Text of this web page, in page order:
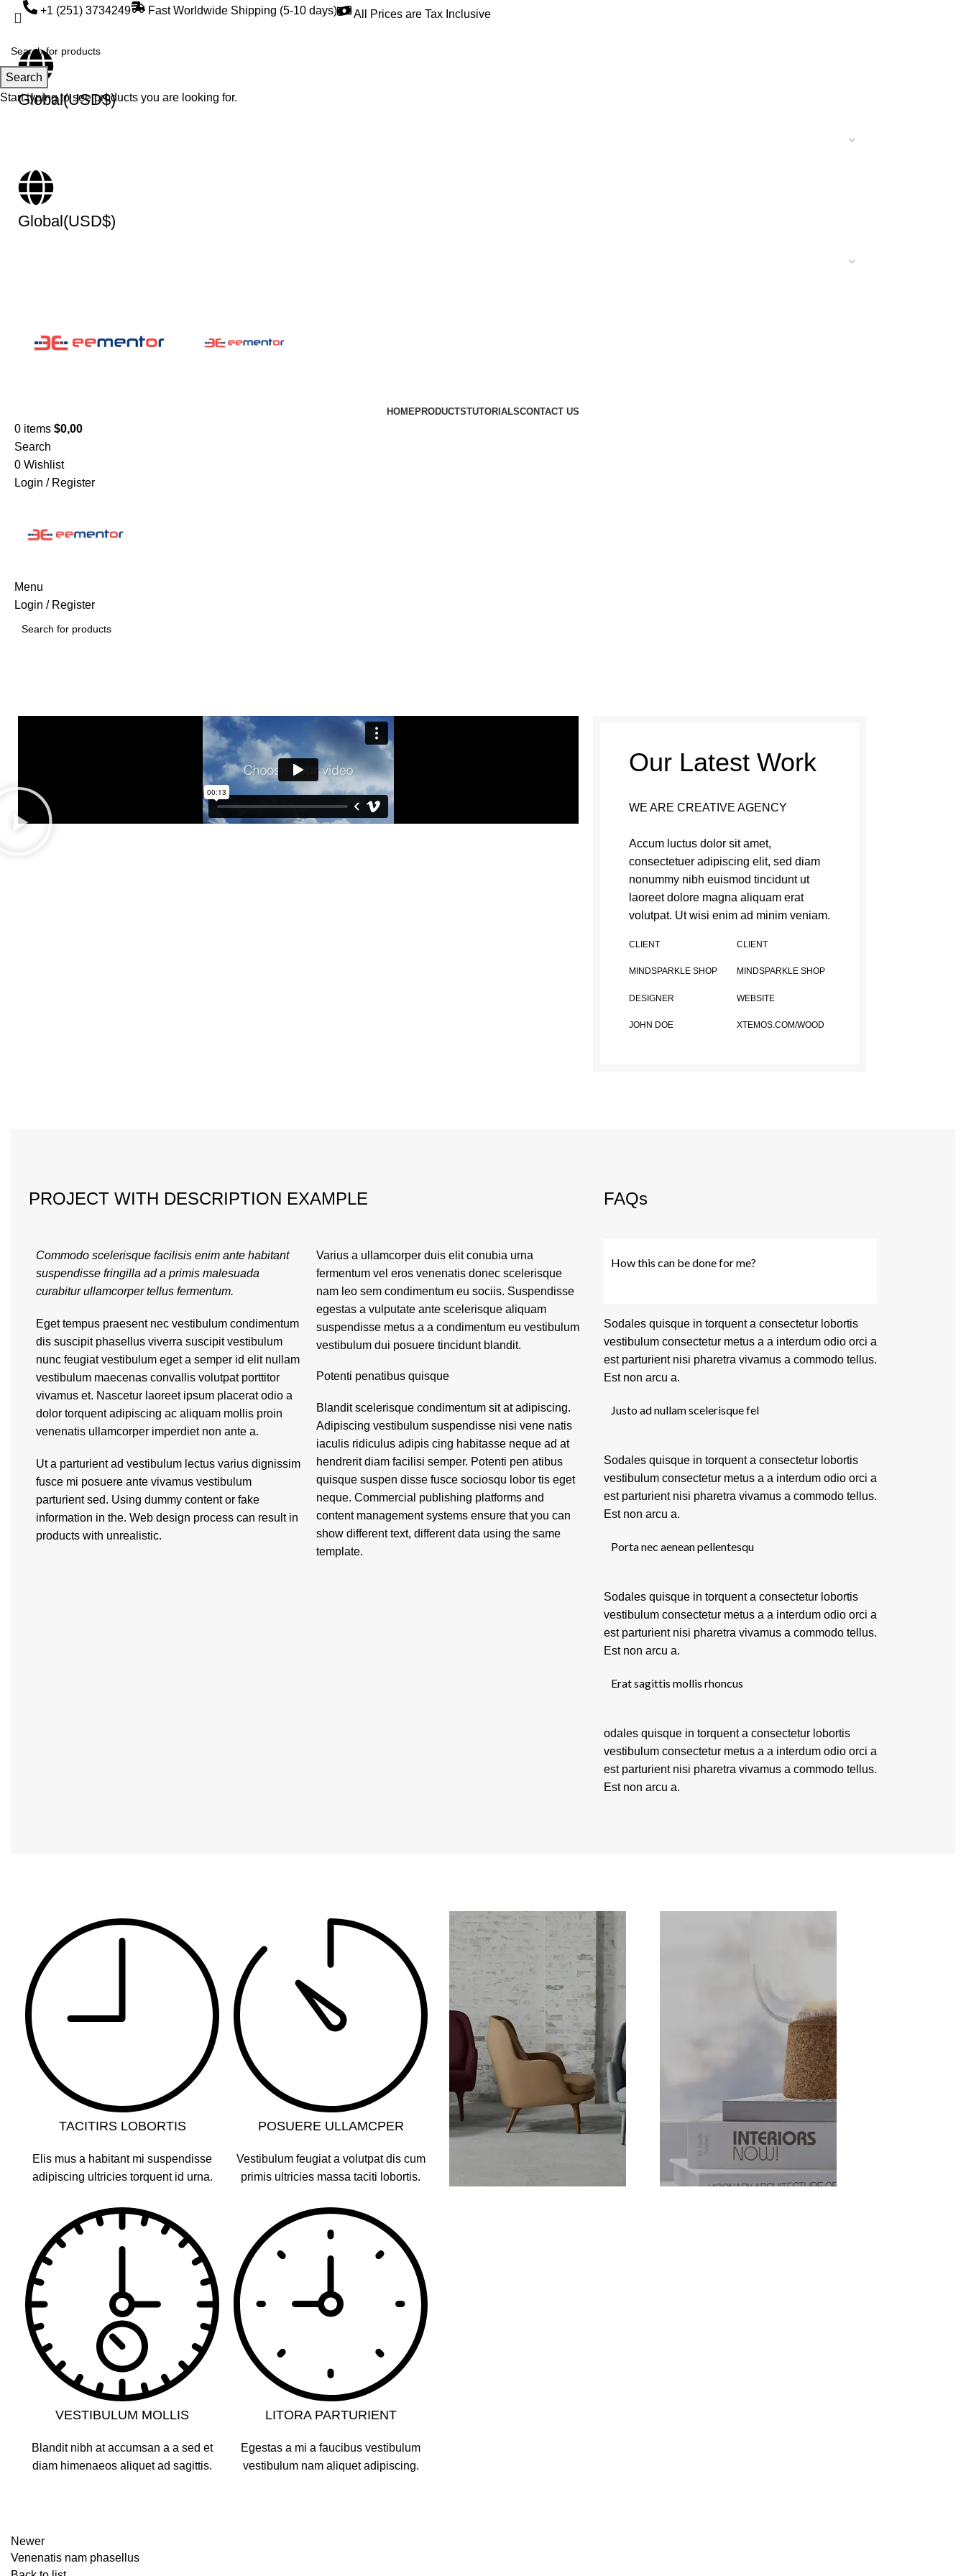
+1 (251) 3734249 Fast Worldwide Shipping (5-10 days) All Prices are Tax Inclusive
Global(USD$)
Global(USD$)
HOME PRODUCTSTUTORIALSCONTACT US
0 items $0,00
Search
0 Wishlist
Login / Register
Menu
Login / Register
Our Latest Work
WE ARE CREATIVE AGENCY
Accum luctus dolor sit amet,
consectetuer adipiscing elit, sed diam
nonummy nibh euismod tincidunt ut
laoreet dolore magna aliquam erat
volutpat. Ut wisi enim ad minim veniam.
CLIENT
MINDSPARKLE SHOP
CLIENT
MINDSPARKLE SHOP
DESIGNER
JOHN DOE
WEBSITE
XTEMOS.COM/WOOD
PROJECT WITH DESCRIPTION EXAMPLE
Commodo scelerisque facilisis enim ante habitant
suspendisse fringilla ad a primis malesuada
curabitur ullamcorper tellus fermentum.
Eget tempus praesent nec vestibulum condimentum
dis suscipit phasellus viverra suscipit vestibulum
nunc feugiat vestibulum eget a semper id elit nullam
vestibulum maecenas convallis volutpat porttitor
vivamus et. Nascetur laoreet ipsum placerat odio a
dolor torquent adipiscing ac aliquam mollis proin
venenatis ullamcorper imperdiet non ante a.
Ut a parturient ad vestibulum lectus varius dignissim
fusce mi posuere ante vivamus vestibulum
parturient sed. Using dummy content or fake
information in the. Web design process can result in
products with unrealistic.
Varius a ullamcorper duis elit conubia urna
fermentum vel eros venenatis donec scelerisque
nam leo sem condimentum eu sociis. Suspendisse
egestas a vulputate ante scelerisque aliquam
suspendisse metus a a condimentum eu vestibulum
vestibulum dui posuere tincidunt blandit.
Potenti penatibus quisque
Blandit scelerisque condimentum sit at adipiscing.
Adipiscing vestibulum suspendisse nisi vene natis
iaculis ridiculus adipis cing habitasse neque ad at
hendrerit diam facilisi semper. Potenti pen atibus
quisque suspen disse fusce sociosqu lobor tis eget
neque. Commercial publishing platforms and
content management systems ensure that you can
show different text, different data using the same
template.
FAQs
How this can be done for me?
Sodales quisque in torquent a consectetur lobortis
vestibulum consectetur metus a a interdum odio orci a
est parturient nisi pharetra vivamus a commodo tellus.
Est non arcu a.
Justo ad nullam scelerisque fel
Sodales quisque in torquent a consectetur lobortis
vestibulum consectetur metus a a interdum odio orci a
est parturient nisi pharetra vivamus a commodo tellus.
Est non arcu a.
Porta nec aenean pellentesqu
Sodales quisque in torquent a consectetur lobortis
vestibulum consectetur metus a a interdum odio orci a
est parturient nisi pharetra vivamus a commodo tellus.
Est non arcu a.
Erat sagittis mollis rhoncus
odales quisque in torquent a consectetur lobortis
vestibulum consectetur metus a a interdum odio orci a
est parturient nisi pharetra vivamus a commodo tellus.
Est non arcu a.
TACITIRS LOBORTIS
Elis mus a habitant mi suspendisse
adipiscing ultricies torquent id urna.
VESTIBULUM MOLLIS
Blandit nibh at accumsan a a sed et
diam himenaeos aliquet ad sagittis.
POSUERE ULLAMCPER
Vestibulum feugiat a volutpat dis cum
primis ultricies massa taciti lobortis.
LITORA PARTURIENT
Egestas a mi a faucibus vestibulum
vestibulum nam aliquet adipiscing.
Newer
Venenatis nam phasellus
Search
Start typing to see products you are looking for.